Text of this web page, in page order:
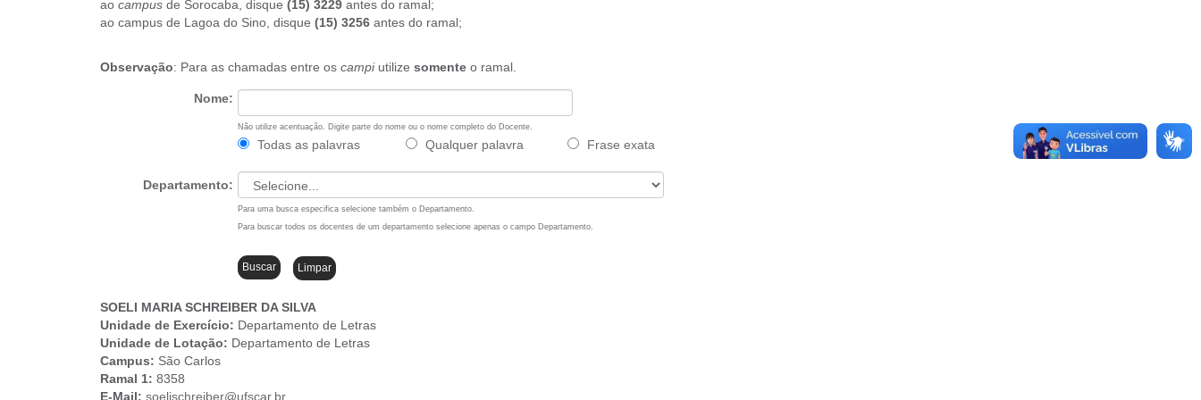
u
ao campus de Sorocaba, disque (15) 3229 antes do ramal;
ao campus de Lagoa do Sino, disque (15) 3256 antes do ramal;
Observação: Para as chamadas entre os campiutilize somente o ramal.
Nome:
Não utilize acentuação. Digite parte do nome ou o nome completo do Docente.
Todas as palavras Qualquer palavra Frase exata
Departamento:
Para uma busca especifica selecione também o Departamento.
Para buscar todos os docentes de um departamento selecione apenas o campo Departamento.
SOELI MARIA SCHREIBER DA SILVA
Unidade de Exercício: Departamento de Letras
Unidade de Lotação: Departamento de Letras
Campus: São Carlos
Ramal 1: 8358
E-Mail: soelischreiber@ufscar.br